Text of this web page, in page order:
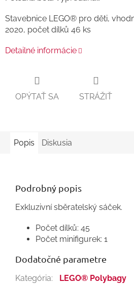
Stavebnice LEGO® pro děti,
2020, počet dílků 46 ks
Detailné informácie
OPÝTAŤ SA STRÁŽIŤ
Popis Diskusia
Podrobný popis
Exkluzivní sběratelský sáček.
Počet dílků: 45
Počet minifigurek: 1
Dodatočné parametre
Kategória:
LEGO® Polybagy